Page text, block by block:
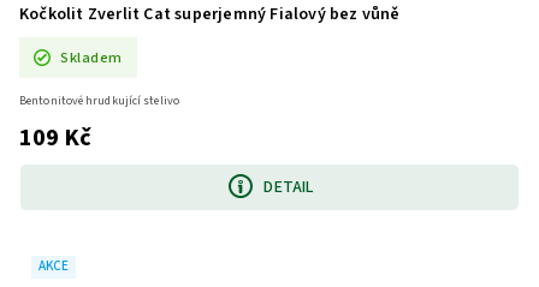
Kočkolit Zverlit Cat superjemný Fialový bez vůně
Skladem
109 Kč
DETAIL
Bentonitové hrudkující stelivo
AKCE